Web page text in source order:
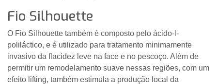
Fio Silhouette
O Fio Silhouette também é composto pelo ácido-l-
poliláctico, e é utilizado para tratamento minimamente
invasivo da flacidez leve na face e no pescoço. Além de
permitir um remodelamento suave nessas regiões, com um
efeito lifting, também estimula a produção local da